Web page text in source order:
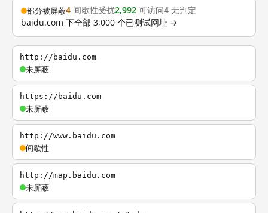
部分被屏蔽4 间歇性受扰2,992 可访问4 无判定
baidu.com 下全部 3,000 个已测试网址 →
http://baidu.com
未屏蔽
https://baidu.com
未屏蔽
http://www.baidu.com
间歇性
http://map.baidu.com
未屏蔽